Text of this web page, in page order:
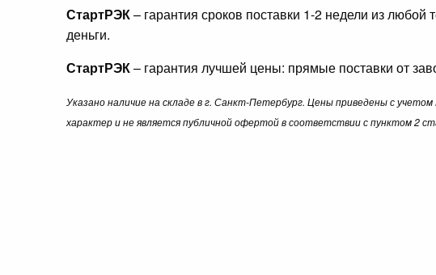
СтартРЭК– гарантия сроков поставки 1-2 недели из
деньги.
СтартРЭК– гарантия лучшей цены: прямые поставки от
Указано наличие на складе в г. Санкт-Петербург. Цены приведены с
характер и не является публичной офертой в соответствии с пунктом 2